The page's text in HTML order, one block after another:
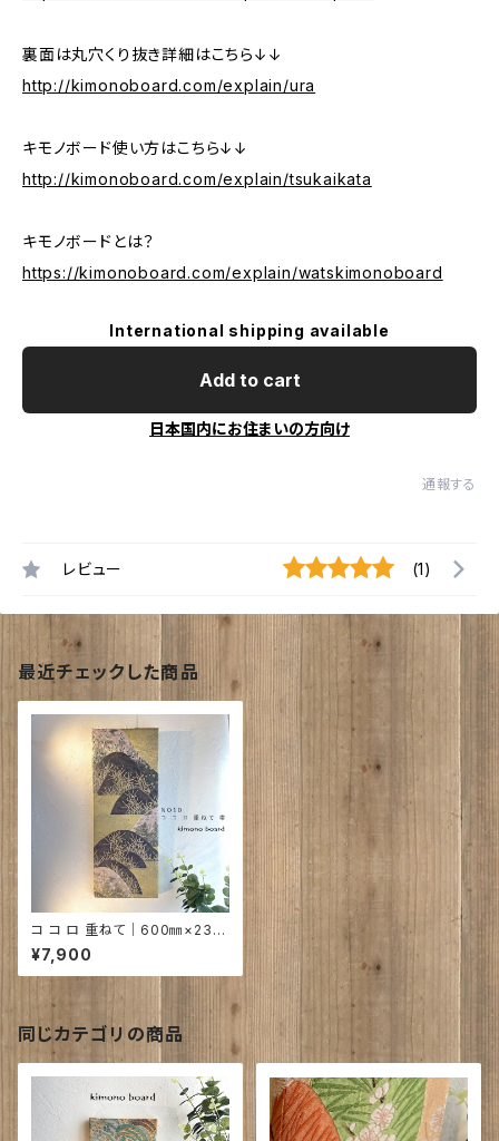
裏面は丸穴くり抜き詳細はこちら↓↓
http://kimonoboard.com/explain/ura
キモノボード使い方はこちら↓↓
http://kimonoboard.com/explain/tsukaikata
キモノボードとは？
https://kimonoboard.com/explain/watskimonoboard
International shipping available
Add to cart
日本国内にお住まいの方向け
通報する
レビュー (1)
最近チェックした商品
コ コ ロ 重ねて｜600㎜×230
㎜×20㎜
¥7,900
同じカテゴリの商品